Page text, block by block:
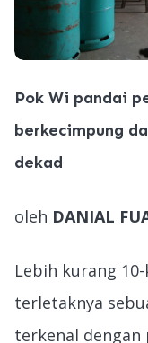
Pok Wi pandai
berkecimpung
dekad
oleh DANIAL
Lebih kurang
terletaknya
terkenal dengan